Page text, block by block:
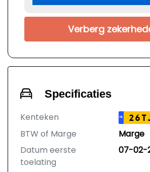
Verberg
Specificaties
Kenteken NL
BTW of Marge
Marge
Datum eerste
toelating
07-02-